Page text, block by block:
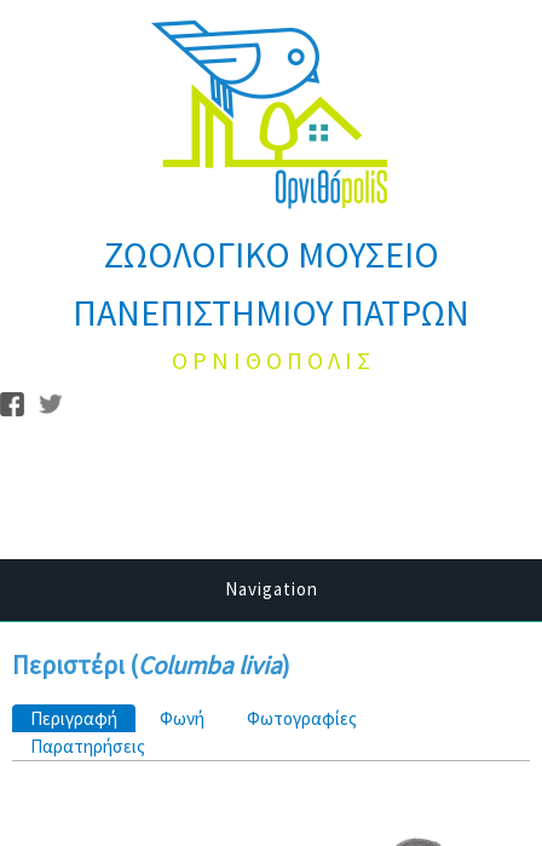
ΖΩΟΛΟΓΙΚΟ ΜΟΥΣΕΙΟ
ΠΑΝΕΠΙΣΤΗΜΙΟΥ ΠΑΤΡΩΝ
Ο Ρ Ν Ι Θ Ο Π Ο Λ Ι Σ
Navigation
Περιστέρι (Columba livia)
Πρωτεύουσες καρτέλες
Περιγραφή (ενεργή καρτέλα)
Φωνή
Φωτογραφίες
Παρατηρήσεις